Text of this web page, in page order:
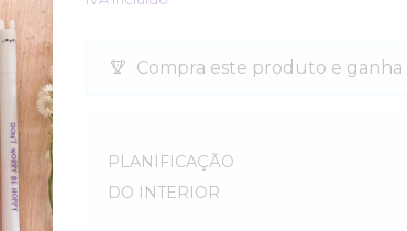
Compra este produto e ganha
Quantidade
PLANIFICAÇÃO
DO INTERIOR